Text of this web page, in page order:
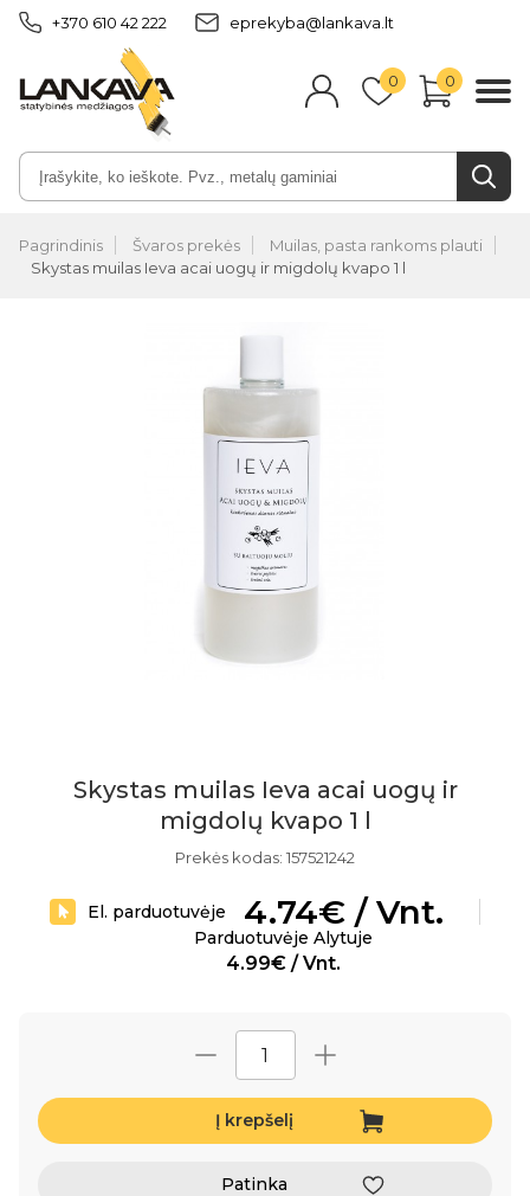
+370 610 42 222 eprekyba@lankava.lt
0 0
Pagrindinis Švaros prekės
Muilas, pasta rankoms plauti
Skystas muilas Ieva acai uogų ir migdolų kvapo 1 l
Skystas muilas Ieva acai uogų ir
migdolų kvapo 1 l
Prekės kodas: 157521242
El. parduotuvėje 4.74€ / Vnt.
Parduotuvėje Alytuje
4.99€ / Vnt.
Į krepšelį
Patinka